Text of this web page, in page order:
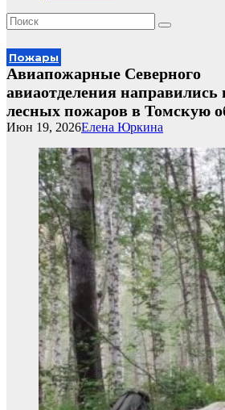
Пожары
Авиапожарные Северного
авиаотделения направились
лесных пожаров в Томскую
Елена Юркина
Июн 19, 2026